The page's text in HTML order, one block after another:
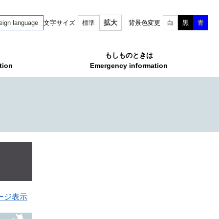
language 文字サイズ 標準 拡大 背景色変更 白 黒 青
もしものときは
Emergency information
ジ表示